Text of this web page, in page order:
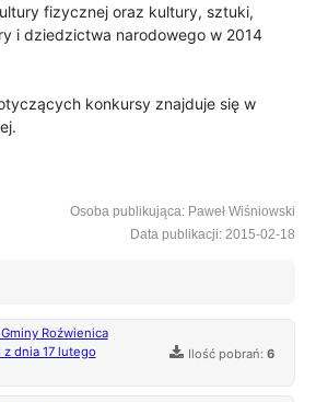
fizycznej oraz kultury, sztuki,
i dziedzictwa narodowego w 2014
konkursy znajduje się w
Osoba publikująca: Paweł Wiśniowski
Data publikacji: 2015-02-18
Roźwienica
z dnia 17 lutego
Ilość pobrań:6